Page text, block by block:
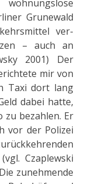
Grunewald
ver­
– auch an
2001) Der
mir von
Taxi dort lang
dabei hatte,
zu bezahl­en. Er
vor der Polizei
Czaplewski
zunehmende